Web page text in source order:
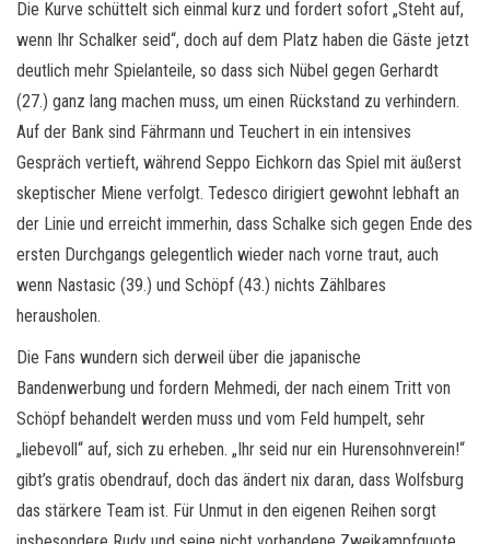
Die Kurve schüttelt sich einmal kurz und fordert sofort „Steht auf,
wenn Ihr Schalker seid“, doch auf dem Platz haben die Gäste jetzt
deutlich mehr Spielanteile, so dass sich Nübel gegen Gerhardt
(27.) ganz lang machen muss, um einen Rückstand zu verhindern.
Auf der Bank sind Fährmann und Teuchert in ein intensives
Gespräch vertieft, während Seppo Eichkorn das Spiel mit äußerst
skeptischer Miene verfolgt. Tedesco dirigiert gewohnt lebhaft an
der Linie und erreicht immerhin, dass Schalke sich gegen Ende des
ersten Durchgangs gelegentlich wieder nach vorne traut, auch
wenn Nastasic (39.) und Schöpf (43.) nichts Zählbares
herausholen.
Die Fans wundern sich derweil über die japanische
Bandenwerbung und fordern Mehmedi, der nach einem Tritt von
Schöpf behandelt werden muss und vom Feld humpelt, sehr
„liebevoll“ auf, sich zu erheben. „Ihr seid nur ein Hurensohnverein!“
gibt’s gratis obendrauf, doch das ändert nix daran, dass Wolfsburg
das stärkere Team ist. Für Unmut in den eigenen Reihen sorgt